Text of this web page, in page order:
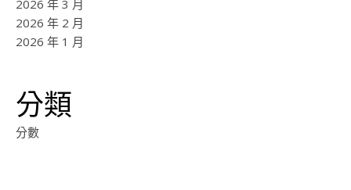
2026 年 3 月
2026 年 2 月
2026 年 1 月
分類
分數